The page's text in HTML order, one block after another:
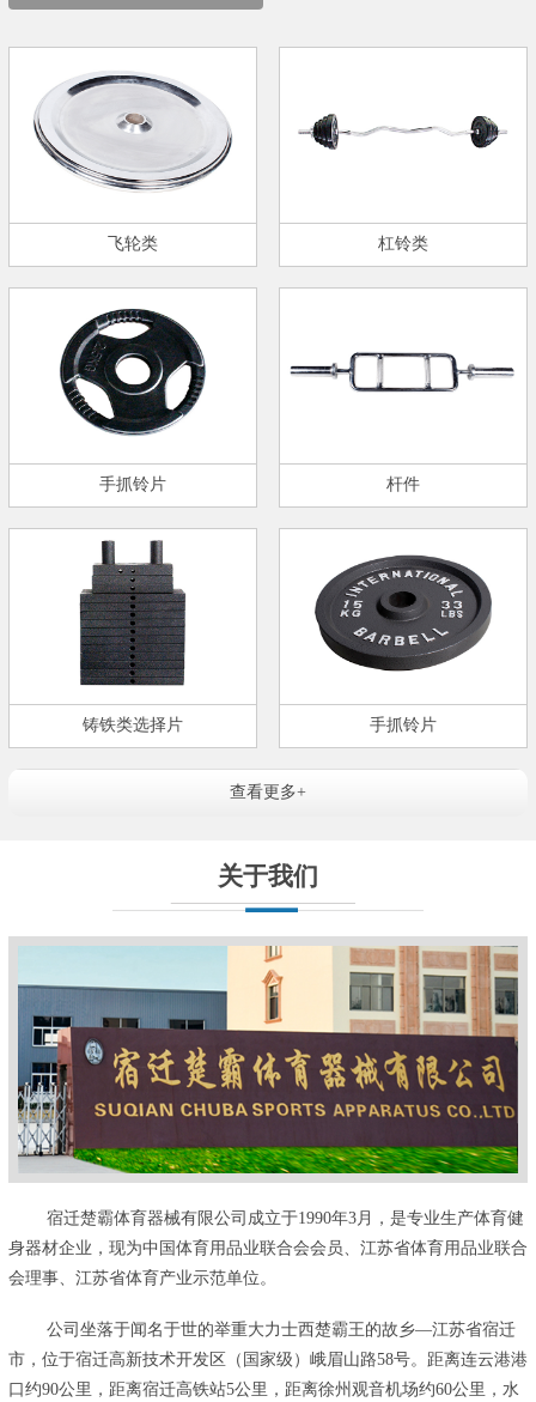
飞轮类 杠铃类
手抓铃片 杆件
铸铁类选择片 手抓铃片
查看更多+
关于我们
宿迁楚霸体育器械有限公司成立于1990年3月，是专业生产体育健
身器材企业，现为中国体育用品业联合会会员、江苏省体育用品业联合
会理事、江苏省体育产业示范单位。
公司坐落于闻名于世的举重大力士西楚霸王的故乡—江苏省宿迁
市，位于宿迁高新技术开发区（国家级）峨眉山路58号。距离连云港港
口约90公里，距离宿迁高铁站5公里，距离徐州观音机场约60公里，水